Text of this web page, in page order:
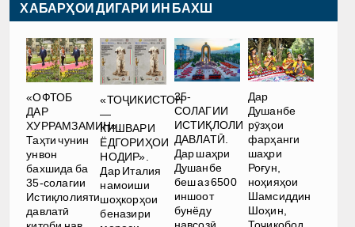
ХАБАРҲОИ ДИГАРИ ИН БАХШ
«ОФТОБ
ДАР
ХУРРАМЗАМИН».
Таҳти чунин
унвон
бахшида ба
35-солагии
Истиқлолияти
давлатӣ
«ТОҶИКИСТОН
—
КИШВАРИ
ЁДГОРИҲОИ
НОДИР».
Дар Италия
намоиши
шоҳкорҳои
беназири
35-
СОЛАГИИ
ИСТИҚЛОЛИ
ДАВЛАТӢ.
Дар шаҳри
Душанбе
беш аз 6500
иншоот
бунёду
Дар
Душанбе
рӯзҳои
фарҳанги
шаҳри
Роғун,
ноҳияҳои
Шамсиддин
Шоҳин,